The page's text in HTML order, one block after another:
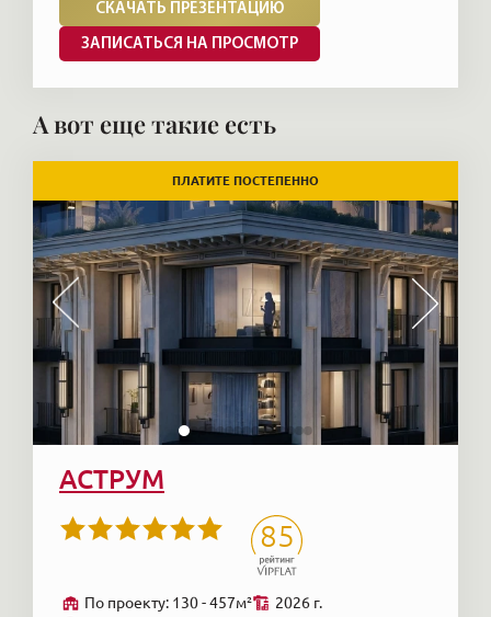
СКАЧАТЬ ПРЕЗЕНТАЦИЮ
ЗАПИСАТЬСЯ НА ПРОСМОТР
А вот еще такие есть
ПЛАТИТЕ ПОСТЕПЕННО
АСТРУМ
85
По проекту: 130 - 457м² 2026 г.